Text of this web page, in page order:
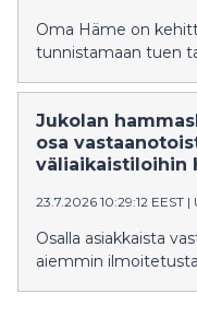
Oma Häme on
tunnistamaan tuen
Jukolan
osa
väliaikaistiloihin
23.7.2026 10:29:12 EEST |
Osalla asiakkaista
aiemmin